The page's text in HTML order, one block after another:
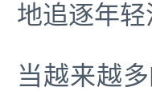
地追逐年
当越来越